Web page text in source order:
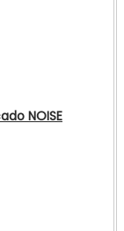
NOISE